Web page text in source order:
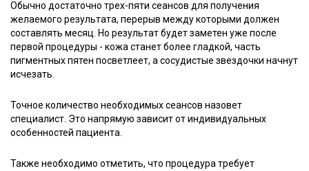
Обычно достаточно трех-пяти сеансов для получения
желаемого результата, перерыв между которыми должен
составлять месяц. Но результат будет заметен уже после
первой процедуры - кожа станет более гладкой, часть
пигментных пятен посветлеет, а сосудистые звездочки начнут
исчезать.
Точное количество необходимых сеансов назовет
специалист. Это напрямую зависит от индивидуальных
особенностей пациента.
Также необходимо отметить, что процедура требует